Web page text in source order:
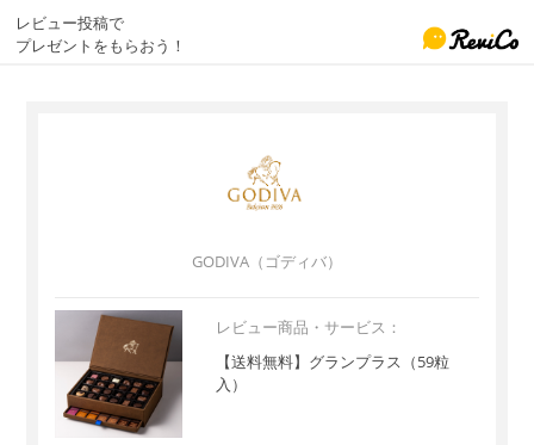
レビュー投稿で
プレゼントをもらおう！
GODIVA（ゴディバ）
レビュー商品・サービス：
【送料無料】グランプラス（59粒
入）